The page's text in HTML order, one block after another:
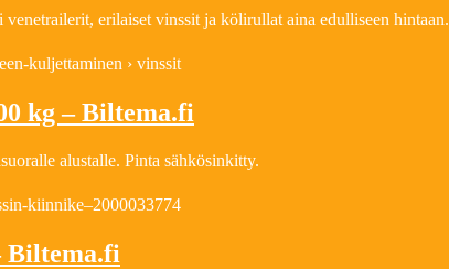
erilaiset vinssit ja kölirullat aina edulliseen hintaan.
kuljettaminen › vinssit
kg – Biltema.fi
alustalle. Pinta sähkösinkitty.
kiinnike–2000033774
Biltema.fi